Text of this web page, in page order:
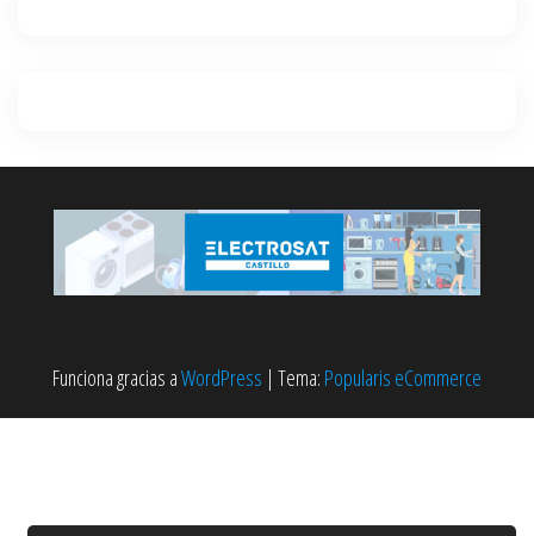
Funciona gracias aWordPress | Tema: Popularis eCommerce